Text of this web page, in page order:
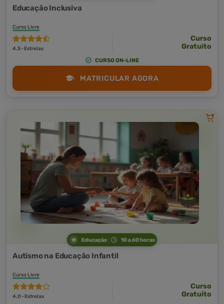
Educação Inclusiva
Curso Livre
4,5 · Estrelas
Curso
Gratuito
CURSO ON-LINE
MATRICULAR AGORA
Educação 10 a 60 horas
Autismo na Educação Infantil
Curso Livre
4,0 · Estrelas
Curso
Gratuito